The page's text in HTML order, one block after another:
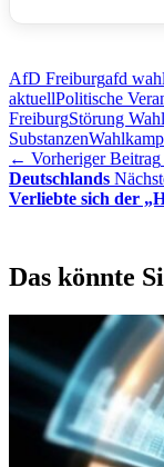
AfD Freiburgafd
aktuellPolitische
FreiburgStörung
Substanzen
← Vorheriger Beitrag
Deutschlands
Verliebte sich der
Das könnte